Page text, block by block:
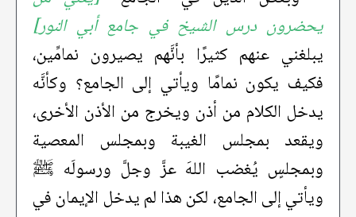
يحضرون درس الشيخ في جامع أبي النور]
يبلغني عنهم كثيرًا بأنَّهم يصيرون نمامِّين،
فكيف يكون نمامًا ويأتي إلى الجامع؟ وكأنَّه
يدخل الكلام من أذن ويخرج من الأذن الأخرى،
ويقعد بمجلس الغيبة وبمجلس المعصية
وبمجلسٍ يُغضب اللهَ عزَّ وجلَّ ورسولَه ﷺ
ويأتي إلى الجامع، لكن هذا لم يدخل الإيمان في